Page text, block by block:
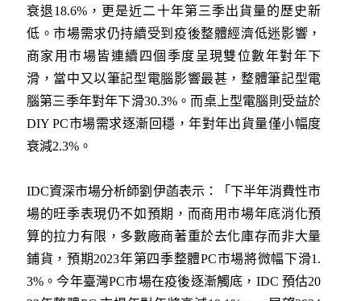
衰退18.6%，更是近二十年第三季出貨量的歷史新
低。市場需求仍持續受到疫後整體經濟低迷影響，
商家用市場皆連續四個季度呈現雙位數年對年下
滑，當中又以筆記型電腦影響最甚，整體筆記型電
腦第三季年對年下滑30.3%。而桌上型電腦則受益於
DIY PC市場需求逐漸回穩，年對年出貨量僅小幅度
衰減2.3%。
IDC資深市場分析師劉伊菡表示：「下半年消費性市
場的旺季表現仍不如預期，而商用市場年底消化預
算的拉力有限，多數廠商著重於去化庫存而非大量
鋪貨，預期2023年第四季整體PC市場將微幅下滑1.
3%。今年臺灣PC市場在疫後逐漸觸底，IDC 預估20